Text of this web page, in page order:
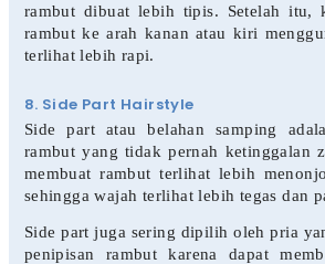
rambut dibuat lebih tipis. Setelah itu,
rambut ke arah kanan atau kiri
terlihat lebih rapi.
8. Side Part Hairstyle
Side part atau belahan samping
rambut yang tidak pernah ketinggalan
membuat rambut terlihat lebih
sehingga wajah terlihat lebih tegas dan
Side part juga sering dipilih oleh pria
penipisan rambut karena dapat